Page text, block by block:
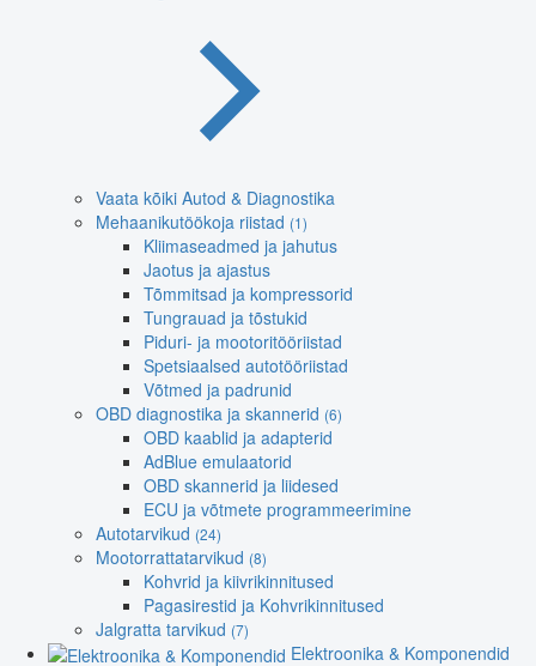
Vaata kõiki Autod & Diagnostika
Mehaanikutöökoja riistad (1)
Kliimaseadmed ja jahutus
Jaotus ja ajastus
Tõmmitsad ja kompressorid
Tungrauad ja tõstukid
Piduri- ja mootoritööriistad
Spetsiaalsed autotööriistad
Võtmed ja padrunid
OBD diagnostika ja skannerid (6)
OBD kaablid ja adapterid
AdBlue emulaatorid
OBD skannerid ja liidesed
ECU ja võtmete programmeerimine
Autotarvikud (24)
Mootorrattatarvikud (8)
Kohvrid ja kiivrikinnitused
Pagasirestid ja Kohvrikinnitused
Jalgratta tarvikud (7)
Elektroonika & Komponendid